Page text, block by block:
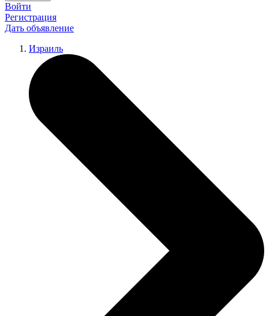
Войти
Регистрация
Дать объявление
Израиль